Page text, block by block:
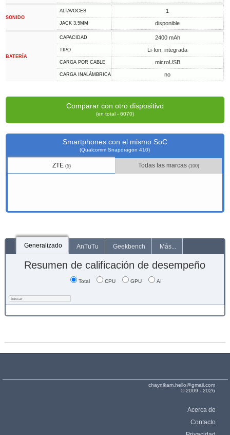
SONIDO
ALTAVOCES 1
JACK 3,5MM disponible
BATERÍA
CAPACIDAD 2400 mAh
TIPO Li-Ion, integrada
CARGA POR CABLE microUSB
CARGA INALÁMBRICA no
Comparar con otro dispositivo
(en total - 6070)
Smartphones con el mismo SoC
(Qualcomm Snapdragon 410)
ZTE(5) Todas las marcas(100)
Generalizado AnTuTu Geekbench Más...
Resumen de calificación de desempeño
Total CPU GPU AI
chaynikam.hello@gmail.com
© 2009 - 2026
Acerca de
Contacto